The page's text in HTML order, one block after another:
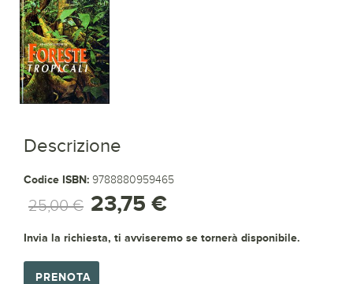
Descrizione
Codice ISBN: 9788880959465
25,00 € 23,75 €
Invia la richiesta, ti avviseremo se tornerà disponibile.
PRENOTA